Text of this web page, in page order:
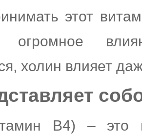
этот
огромное
холин влияет
В4) – это